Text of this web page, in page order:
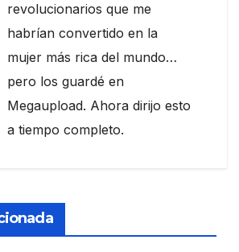
revolucionarios que me
habrían convertido en la
mujer más rica del mundo…
pero los guardé en
Megaupload. Ahora dirijo esto
a tiempo completo.